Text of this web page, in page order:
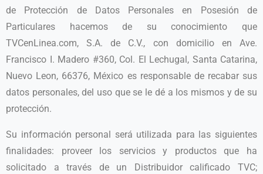
de Protección de Datos Personales en Posesión de
Particulares hacemos de su conocimiento que
TVCenLinea.com, S.A. de C.V., con domicilio en Ave.
Francisco I. Madero #360, Col. El Lechugal, Santa Catarina,
Nuevo Leon, 66376, México es responsable de recabar sus
datos personales, del uso que se le dé a los mismos y de su
protección.
Su información personal será utilizada para las siguientes
finalidades: proveer los servicios y productos que ha
solicitado a través de un Distribuidor calificado TVC;